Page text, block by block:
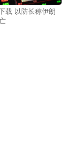
载 以防长称伊朗